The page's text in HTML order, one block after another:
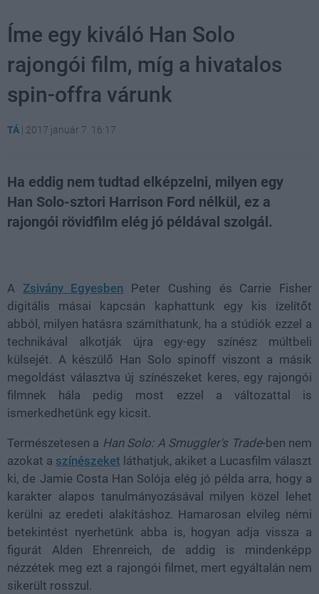
Íme egy kiváló Han Solo
rajongói film, míg a hivatalos
spin-offra várunk
TÁ | 2017 január 7. 16:17
Ha eddig nem tudtad elképzelni, milyen egy
Han Solo-sztori Harrison Ford nélkül, ez a
rajongói rövidfilm elég jó példával szolgál.
A Zsivány Egyesben Peter Cushing és Carrie Fisher
digitális másai kapcsán kaphattunk egy kis ízelítőt
abból, milyen hatásra számíthatunk, ha a stúdiók ezzel a
technikával alkotják újra egy-egy színész múltbeli
külsejét. A készülő Han Solo spinoff viszont a másik
megoldást választva új színészeket keres, egy rajongói
filmnek hála pedig most ezzel a változattal is
ismerkedhetünk egy kicsit.
Természetesen a Han Solo: A Smuggler's Trade-ben nem
azokat a színészeket láthatjuk, akiket a Lucasfilm választ
ki, de Jamie Costa Han Solója elég jó példa arra, hogy a
karakter alapos tanulmányozásával milyen közel lehet
kerülni az eredeti alakításhoz. Hamarosan elvileg némi
betekintést nyerhetünk abba is, hogyan adja vissza a
figurát Alden Ehrenreich, de addig is mindenképp
nézzétek meg ezt a rajongói filmet, mert egyáltalán nem
sikerült rosszul.